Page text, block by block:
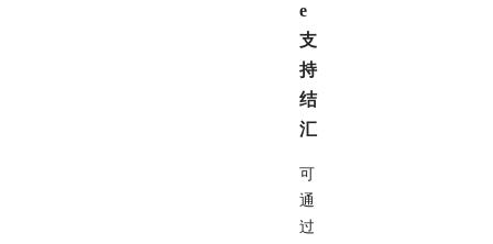
e
支
持
结
汇
可
通
过